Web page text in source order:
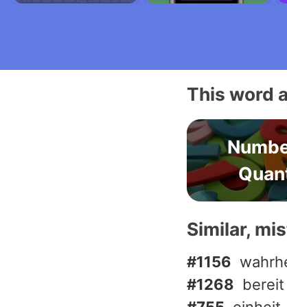
This word
Similar,
#1156
#1268 bereit